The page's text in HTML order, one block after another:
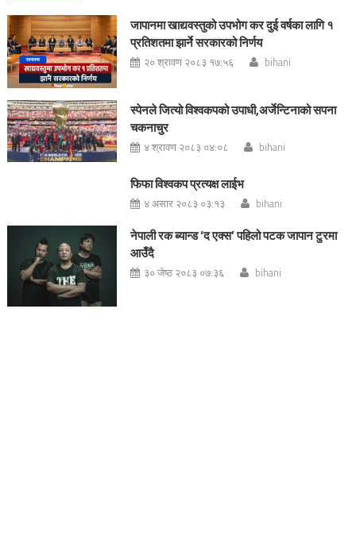
जापानमा खाद्यवस्तुको उपभोग कर दुई वर्षका लागि १
प्रतिशतमा झार्ने सरकारको निर्णय
२० श्रावण २०८३ १७:५६ bihani
स्पेनले जित्यो विश्वकपको उपाधी,अर्जेन्टिनाको सपना
चकनाचुर
४ श्रावण २०८३ ०४:०८ bihani
फिफा विश्वकप प्रत्यक्ष लाईभ
४ असार २०८३ ०३:१३ bihani
नेपाली रक ब्यान्ड ‘द एक्स’ पहिलो पटक जापान टुरमा
आउँदै
३० जेष्ठ २०८३ ०७:३६ bihani